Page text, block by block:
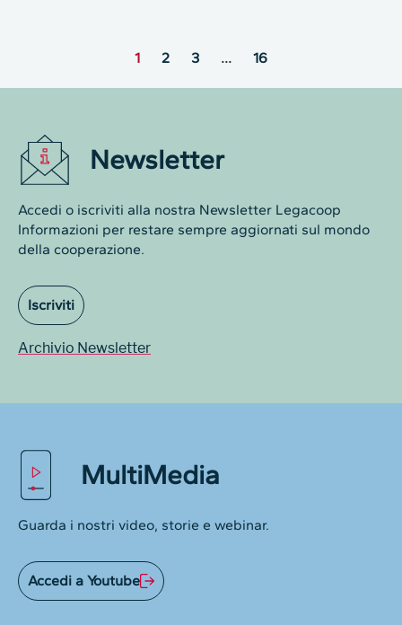
1 2 3 … 16
Newsletter
Accedi o iscriviti alla nostra Newsletter Legacoop
Informazioni per restare sempre aggiornati sul mondo
della cooperazione.
Iscriviti
Archivio Newsletter
MultiMedia
Guarda i nostri video, storie e webinar.
Accedi a Youtube